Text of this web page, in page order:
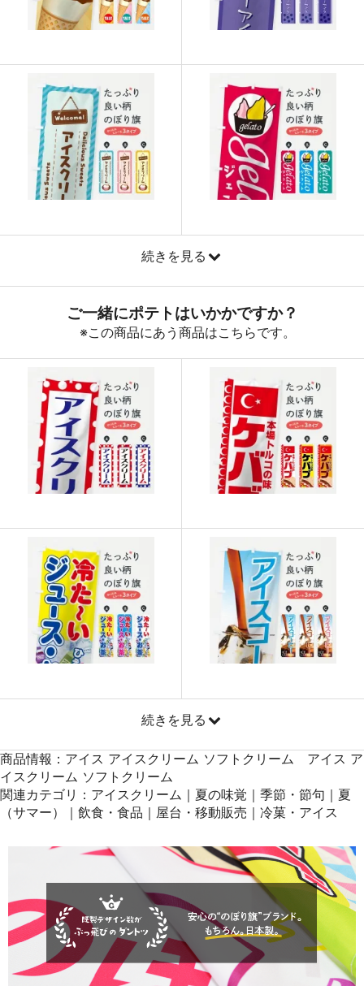
27 909 24543
29 905 26245
30 902 27060
31 901 27931
32 899 28768
33 897 29601
893
888 32856
887 33706
40 883 35320
41 880 36080
42 878 36876
43 876 37668
45 874 39330
46 873 40158
47 872 40984
48 871 41808
50 868 43400
続きを見る
続きを見る
商品情報：アイス アイスクリーム ソフトクリーム アイス ア
イスクリーム ソフトクリーム
関連カテゴリ：アイスクリーム｜夏の味覚｜季節・節句｜夏
（サマー）｜飲食・食品｜屋台・移動販売｜冷菓・アイス